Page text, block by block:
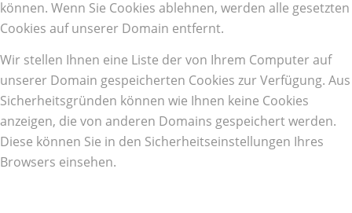
können. Wenn Sie Cookies ablehnen, werden alle gesetzten
Cookies auf unserer Domain entfernt.
Wir stellen Ihnen eine Liste der von Ihrem Computer auf
unserer Domain gespeicherten Cookies zur Verfügung. Aus
Sicherheitsgründen können wie Ihnen keine Cookies
anzeigen, die von anderen Domains gespeichert werden.
Diese können Sie in den Sicherheitseinstellungen Ihres
Browsers einsehen.